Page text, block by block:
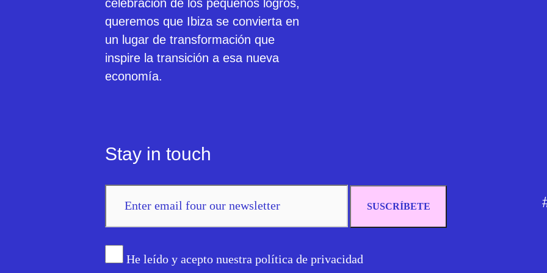
celebración de los pequeños logros,
queremos que Ibiza se convierta en
un lugar de transformación que
inspire la transición a esa nueva
economía.
Stay in touch
SUSCRÍBETE
He leído y acepto nuestra política de privacidad